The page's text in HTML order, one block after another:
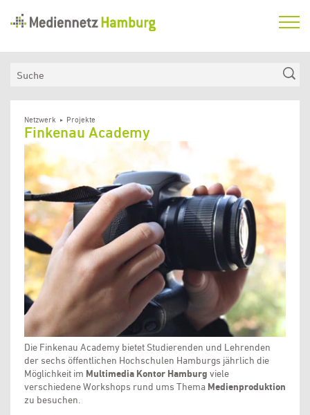
Hamburg
Aktuelles
Medienkompetenzfonds
Verein
Netzwerk Projekte
Finkenau Academy
Die Finkenau Academy bietet Studierenden und Lehrenden
der sechs öffentlichen Hochschulen Hamburgs jährlich die
Möglichkeit im Multimedia Kontor Hamburg viele
verschiedene Workshops rund ums Thema Medienproduktion
zu besuchen.